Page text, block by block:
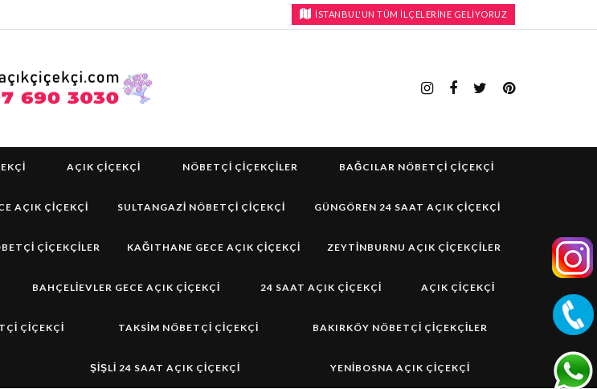
İSTANBUL'UN TÜM İLÇELERİNE GELİYORUZ
AÇIK ÇIÇEKÇI NÖBETÇI ÇIÇEKÇILER BAĞCILAR NÖBETÇI ÇIÇEKÇI
AÇIK ÇIÇEKÇI SULTANGAZI NÖBETÇI ÇIÇEKÇI GÜNGÖREN 24 SAAT AÇIK ÇIÇEKÇI
ÇIÇEKÇILER KAĞITHANE GECE AÇIK ÇIÇEKÇI ZEYTINBURNU AÇIK ÇIÇEKÇILER
BAHÇELIEVLER GECE AÇIK ÇIÇEKÇI 24 SAAT AÇIK ÇIÇEKÇI AÇIK ÇIÇEKÇI
ÇİÇEKÇİ TAKSIM NÖBETÇI ÇIÇEKÇI BAKIRKÖY NÖBETÇI ÇIÇEKÇILER
ŞIŞLI 24 SAAT AÇIK ÇIÇEKÇI YENIBOSNA AÇIK ÇIÇEKÇI